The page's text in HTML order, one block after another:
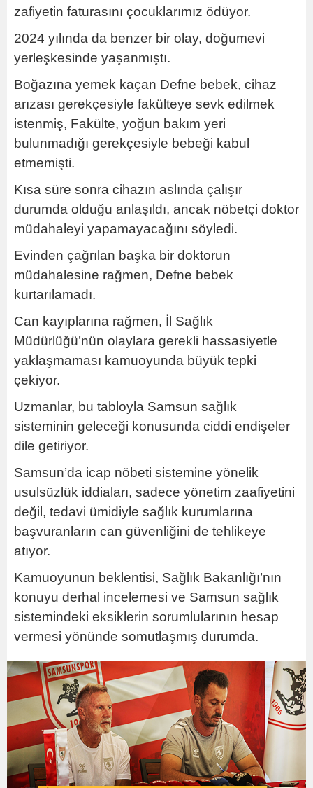
zafiyetin faturasını çocuklarımız ödüyor.
2024 yılında da benzer bir olay, doğumevi
yerleşkesinde yaşanmıştı.
Boğazına yemek kaçan Defne bebek, cihaz
arızası gerekçesiyle fakülteye sevk edilmek
istenmiş, Fakülte, yoğun bakım yeri
bulunmadığı gerekçesiyle bebeği kabul
etmemişti.
Kısa süre sonra cihazın aslında çalışır
durumda olduğu anlaşıldı, ancak nöbetçi doktor
müdahaleyi yapamayacağını söyledi.
Evinden çağrılan başka bir doktorun
müdahalesine rağmen, Defne bebek
kurtarılamadı.
Can kayıplarına rağmen, İl Sağlık
Müdürlüğü’nün olaylara gerekli hassasiyetle
yaklaşmaması kamuoyunda büyük tepki
çekiyor.
Uzmanlar, bu tabloyla Samsun sağlık
sisteminin geleceği konusunda ciddi endişeler
dile getiriyor.
Samsun’da icap nöbeti sistemine yönelik
usulsüzlük iddiaları, sadece yönetim zaafiyetini
değil, tedavi ümidiyle sağlık kurumlarına
başvuranların can güvenliğini de tehlikeye
atıyor.
Kamuoyunun beklentisi, Sağlık Bakanlığı’nın
konuyu derhal incelemesi ve Samsun sağlık
sistemindeki eksiklerin sorumlularının hesap
vermesi yönünde somutlaşmış durumda.